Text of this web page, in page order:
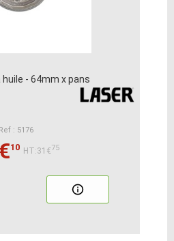
huile - 64mm x pans
Ref : 5176
10 HT:31€75